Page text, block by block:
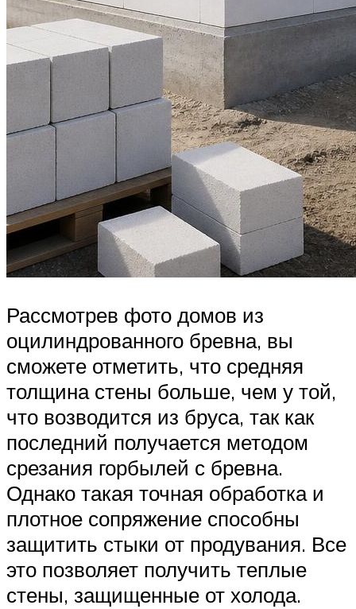
Рассмотрев фото домов из
оцилиндрованного бревна, вы
сможете отметить, что средняя
толщина стены больше, чем у той,
что возводится из бруса, так как
последний получается методом
срезания горбылей с бревна.
Однако такая точная обработка и
плотное сопряжение способны
защитить стыки от продувания. Все
это позволяет получить теплые
стены, защищенные от холода.